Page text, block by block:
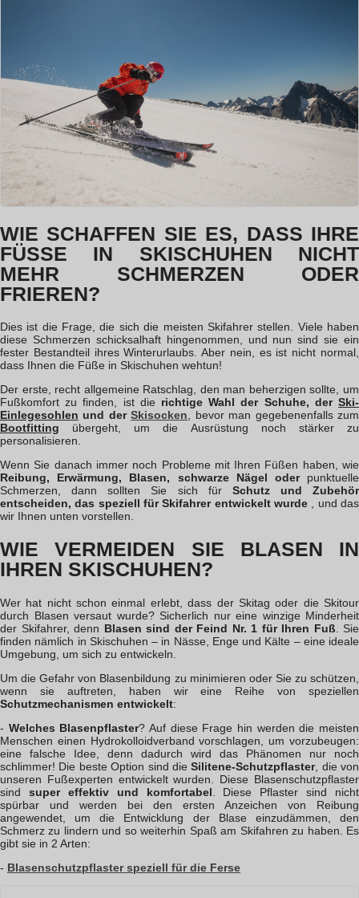
WIE SCHAFFEN SIE ES, DASS IHRE
FÜSSE IN SKISCHUHEN NICHT
MEHR SCHMERZEN ODER
FRIEREN?
Dies ist die Frage, die sich die meisten Skifahrer stellen. Viele haben
diese Schmerzen schicksalhaft hingenommen, und nun sind sie ein
fester Bestandteil ihres Winterurlaubs. Aber nein, es ist nicht normal,
dass Ihnen die Füße in Skischuhen wehtun!
Der erste, recht allgemeine Ratschlag, den man beherzigen sollte, um
Fußkomfort zu finden, ist die richtige Wahl der Schuhe, der Ski-
Einlegesohlen und derSkisocken, bevor man gegebenenfalls zum
Bootfitting übergeht, um die Ausrüstung noch stärker zu
personalisieren.
Wenn Sie danach immer noch Probleme mit Ihren Füßen haben, wie
Reibung, Erwärmung, Blasen, schwarze Nägel oderpunktuelle
Schmerzen, dann sollten Sie sich für Schutz und Zubehör
entscheiden, das speziell für Skifahrer entwickelt wurde , und das
wir Ihnen unten vorstellen.
WIE VERMEIDEN SIE BLASEN IN
IHREN SKISCHUHEN?
Wer hat nicht schon einmal erlebt, dass der Skitag oder die Skitour
durch Blasen versaut wurde? Sicherlich nur eine winzige Minderheit
der Skifahrer, denn Blasen sind der Feind Nr. 1 für Ihren Fuß . Sie
finden nämlich in Skischuhen – in Nässe, Enge und Kälte – eine ideale
Umgebung, um sich zu entwickeln.
Um die Gefahr von Blasenbildung zu minimieren oder Sie zu schützen,
wenn sie auftreten, haben wir eine Reihe von speziellen
Schutzmechanismen entwickelt:
- Welches Blasenpflaster? Auf diese Frage hin werden die meisten
Menschen einen Hydrokolloidverband vorschlagen, um vorzubeugen:
eine falsche Idee, denn dadurch wird das Phänomen nur noch
schlimmer! Die beste Option sind dieSilitene-Schutzpflaster, die von
unseren Fußexperten entwickelt wurden. Diese Blasenschutzpflaster
sind super effektiv und komfortabel . Diese Pflaster sind nicht
spürbar und werden bei den ersten Anzeichen von Reibung
angewendet, um die Entwicklung der Blase einzudämmen, den
Schmerz zu lindern und so weiterhin Spaß am Skifahren zu haben. Es
gibt sie in 2 Arten:
- Blasenschutzpflaster speziell für die Ferse